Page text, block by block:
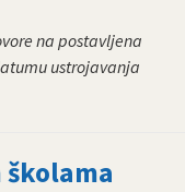
na postavljena
ustrojavanja
školama